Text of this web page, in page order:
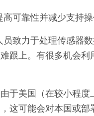
可靠性并减少支持
致力于处理传感器
跟上。有很多机会利
于美国（在较小程度
这可能会对本国或部